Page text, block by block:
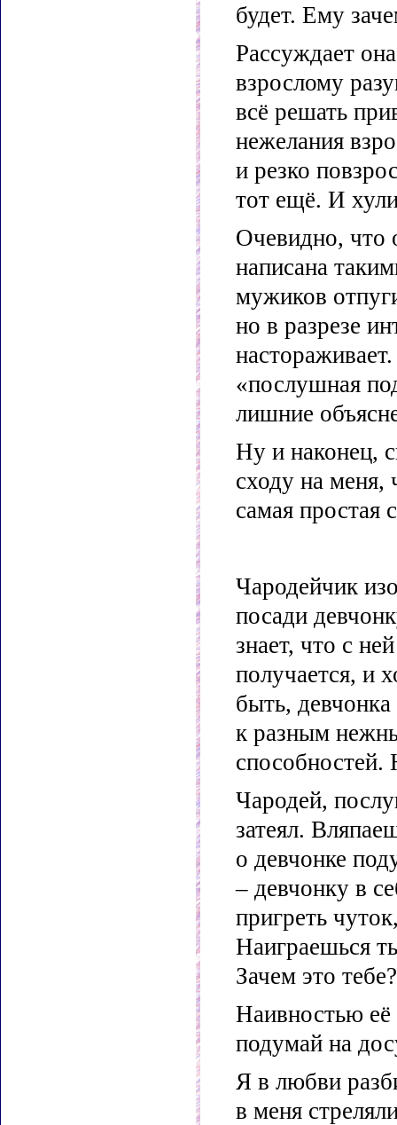
будет. Ему
Рассуждает
взрослому
всё решать
нежелания
и резко
тот ещё. И
Очевидно, что
написана
мужиков
но в разрезе
«послушная
лишние
Ну и наконец,
сходу на меня,
самая простая
Чародейчик
посади
знает, что с
получается, и
быть,
к разным
способностей.
Чародей,
затеял.
о девчонке
– девчонку в
пригреть
Наиграешься
Зачем это тебе?
Наивностью её
подумай на
Я в любви
в меня